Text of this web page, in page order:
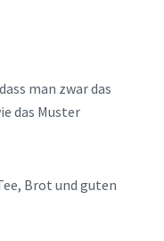
man zwar das
das Muster
Brot und guten